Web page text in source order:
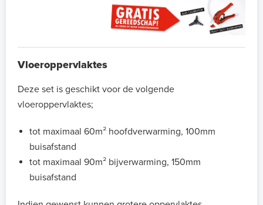
Vloeroppervlaktes
Deze set is geschikt voor de volgende
vloeroppervlaktes;
tot maximaal 60m² hoofdverwarming, 100mm
buisafstand
tot maximaal 90m² bijverwarming, 150mm
buisafstand